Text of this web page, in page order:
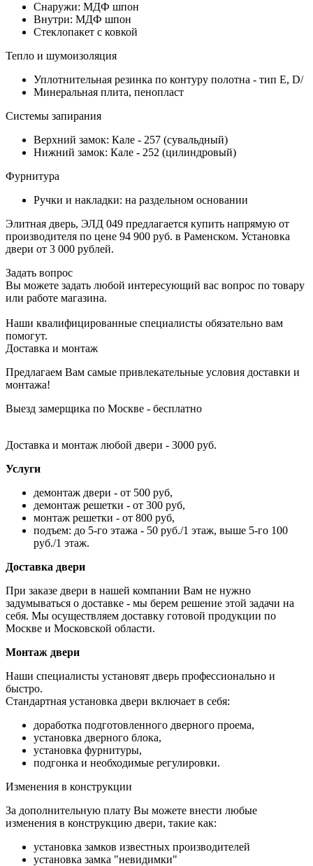
Снаружи: МДФ шпон
Внутри: МДФ шпон
Стеклопакет с ковкой
Тепло и шумоизоляция
Уплотнительная резинка по контуру полотна - тип Е, D/
Минеральная плита, пенопласт
Системы запирания
Верхний замок: Кале - 257 (сувальдный)
Нижний замок: Кале - 252 (цилиндровый)
Фурнитура
Ручки и накладки: на раздельном основании
Элитная дверь, ЭЛД 049 предлагается купить напрямую от
производителя по цене 94 900 руб. в Раменском. Установка
двери от 3 000 рублей.
Задать вопрос
Вы можете задать любой интересующий вас вопрос по товару
или работе магазина.
Наши квалифицированные специалисты обязательно вам
помогут.
Доставка и монтаж
Предлагаем Вам самые привлекательные условия доставки и
монтажа!
Выезд замерщика по Москве - бесплатно
Доставка и монтаж любой двери - 3000 руб.
Услуги
демонтаж двери - от 500 руб,
демонтаж решетки - от 300 руб,
монтаж решетки - от 800 руб,
подъем: до 5-го этажа - 50 руб./1 этаж, выше 5-го 100
руб./1 этаж.
Доставка двери
При заказе двери в нашей компании Вам не нужно
задумываться о доставке - мы берем решение этой задачи на
себя. Мы осуществляем доставку готовой продукции по
Москве и Московской области.
Монтаж двери
Наши специалисты установят дверь профессионально и
быстро.
Стандартная установка двери включает в себя:
доработка подготовленного дверного проема,
установка дверного блока,
установка фурнитуры,
подгонка и необходимые регулировки.
Изменения в конструкции
За дополнительную плату Вы можете внести любые
изменения в конструкцию двери, такие как:
установка замков известных производителей
установка замка "невидимки"